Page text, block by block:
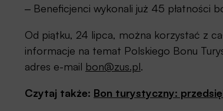
‒ Beneficjenci wykonali już 45 płatności
Od piątku, 24 lipca, można korzystać z
informacje na temat Polskiego Bonu
adres e-mail bon@zus.pl.
Czytaj także: Bon turystyczny: